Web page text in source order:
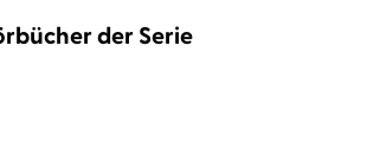
der Serie